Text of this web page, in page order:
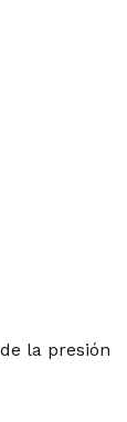
la presión